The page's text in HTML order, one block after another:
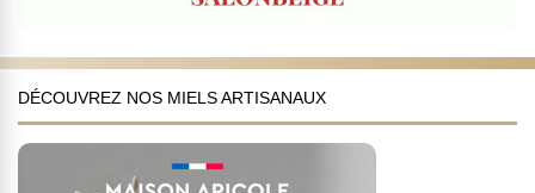
DÉCOUVREZ NOS MIELS ARTISANAUX